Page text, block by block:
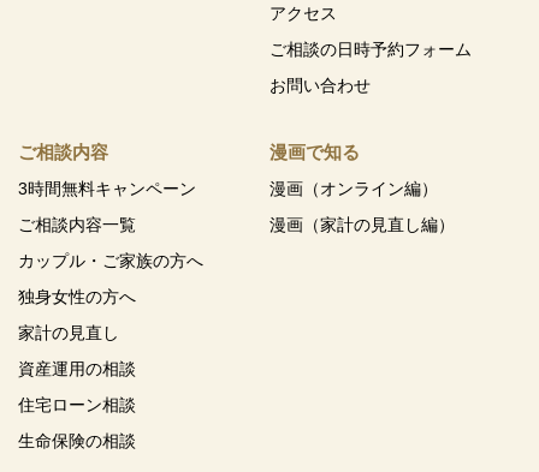
アクセス
ご相談の日時予約フォーム
お問い合わせ
ご相談内容
3時間無料キャンペーン
ご相談内容一覧
カップル・ご家族の方へ
独身女性の方へ
家計の見直し
資産運用の相談
住宅ローン相談
生命保険の相談
漫画で知る
漫画（オンライン編）
漫画（家計の見直し編）